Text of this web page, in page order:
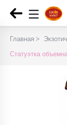
Главная
Статуэтка